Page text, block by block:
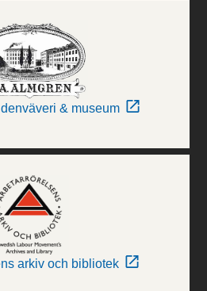
& museum
arkiv och bibliotek